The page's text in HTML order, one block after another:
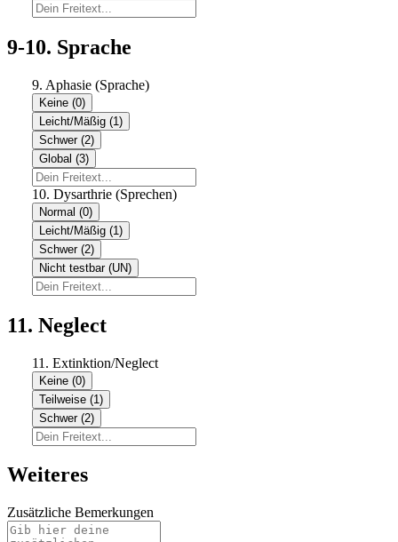
9-10. Sprache
9. Aphasie (Sprache)
Keine (0)
Leicht/Mäßig (1)
Schwer (2)
Global (3)
10. Dysarthrie (Sprechen)
Normal (0)
Leicht/Mäßig (1)
Schwer (2)
Nicht testbar (UN)
11. Neglect
11. Extinktion/Neglect
Keine (0)
Teilweise (1)
Schwer (2)
Weiteres
Zusätzliche Bemerkungen